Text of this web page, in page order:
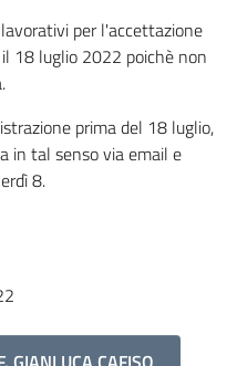
per l'accettazione
18 luglio 2022 poichè non
prima del 18 luglio,
in tal senso via email e
8.